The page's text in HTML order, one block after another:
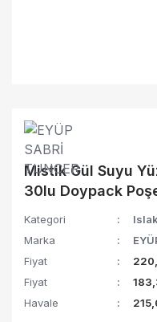
Mistik Gül Suyu
30lu Doypack
Kategori
Marka
Fiyat
Fiyat
Havale